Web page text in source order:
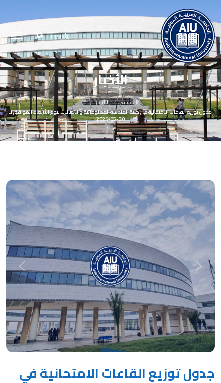
English
الأخبار
الرئيسية
الأخبار
جدول توزيع القاعات الامتحانية في كلية الهندسة المعلوماتية والاتصالات ليوم الأربعاء الموافق لـ
20-05-2026
Previous
Next
جدول توزيع القاعات الامتحانية في